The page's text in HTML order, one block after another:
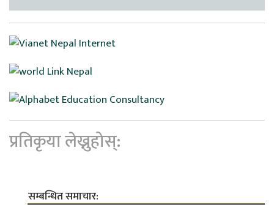
प्रतिकृया लेख्नुहोस्:
सम्बन्धित समाचार: